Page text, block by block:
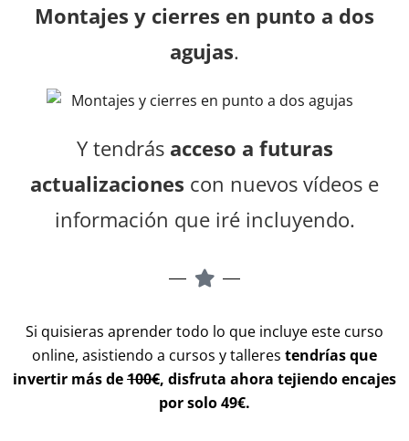
Montajes y cierres en punto a dos
agujas.
Y tendrás acceso a futuras
actualizaciones con nuevos vídeos e
información que iré incluyendo.
Si quisieras aprender todo lo que incluye este curso
online, asistiendo a cursos y talleres tendrías que
invertir más de100€, disfruta ahora tejiendo encajes
por solo 49€.